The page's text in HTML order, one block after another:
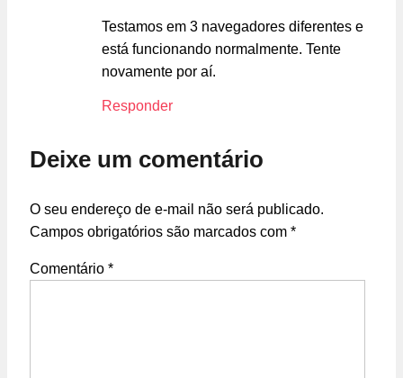
Testamos em 3 navegadores diferentes e
está funcionando normalmente. Tente
novamente por aí.
Responder
Deixe um comentário
O seu endereço de e-mail não será publicado.
Campos obrigatórios são marcados com *
Comentário *